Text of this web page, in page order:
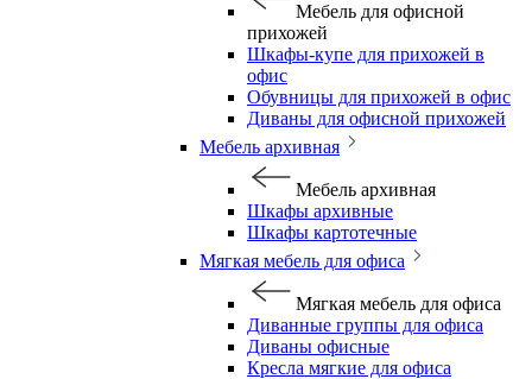
Мебель для офисной
прихожей
Шкафы-купе для прихожей в
офис
Обувницы для прихожей в офис
Диваны для офисной прихожей
Мебель архивная
Мебель архивная
Шкафы архивные
Шкафы картотечные
Мягкая мебель для офиса
Мягкая мебель для офиса
Диванные группы для офиса
Диваны офисные
Кресла мягкие для офиса